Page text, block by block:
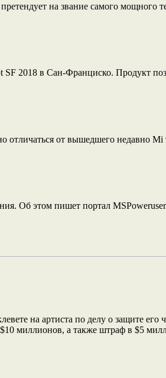
на звание самого мощного
SF 2018 в Сан-Франциско. Продукт
отличаться от вышедшего недавно Mi
Об этом пишет портал
на артиста по делу о защите его
миллионов, а также штраф в $5